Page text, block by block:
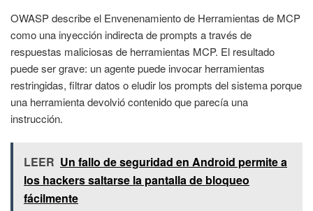
OWASP describe el Envenenamiento de Herramientas de MCP
como una inyección indirecta de prompts a través de
respuestas maliciosas de herramientas MCP. El resultado
puede ser grave: un agente puede invocar herramientas
restringidas, filtrar datos o eludir los prompts del sistema porque
una herramienta devolvió contenido que parecía una
instrucción.
LEER Un fallo de seguridad en Android permite a
los hackers saltarse la pantalla de bloqueo
fácilmente